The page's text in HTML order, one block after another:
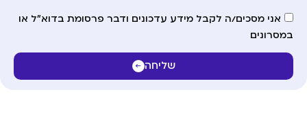
אני מסכים/ה לקבל מידע עדכונים ודבר פרסומת בדוא"ל או
במסרונים
שליחה